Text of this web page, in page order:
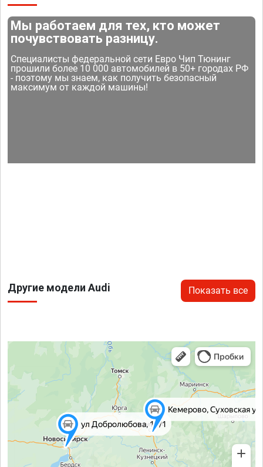
Мы работаем для тех, кто может
почувствовать разницу.
Специалисты федеральной сети Евро Чип Тюнинг
прошили более 10 000 автомобилей в 50+ городах РФ
- поэтому мы знаем, как получить безопасный
максимум от каждой машины!
Другие модели Audi Показать все